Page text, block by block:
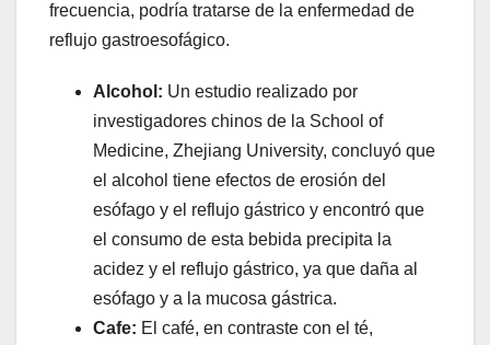
frecuencia, podría tratarse de la enfermedad de
reflujo gastroesofágico.
Alcohol: Un estudio realizado por
investigadores chinos de la School of
Medicine, Zhejiang University, concluyó que
el alcohol tiene efectos de erosión del
esófago y el reflujo gástrico y encontró que
el consumo de esta bebida precipita la
acidez y el reflujo gástrico, ya que daña al
esófago y a la mucosa gástrica.
Cafe: El café, en contraste con el té,